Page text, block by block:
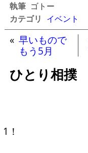
執筆 ゴトー
カテゴリ イベント
« 早いもので
もう5月
ひとり相撲
1！